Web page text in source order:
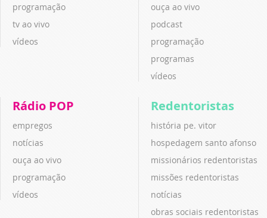
programação
tv ao vivo
vídeos
ouça ao vivo
podcast
programação
programas
vídeos
Rádio POP
empregos
notícias
ouça ao vivo
programação
vídeos
Redentoristas
história pe. vitor
hospedagem santo afonso
missionários redentoristas
missões redentoristas
notícias
obras sociais redentoristas